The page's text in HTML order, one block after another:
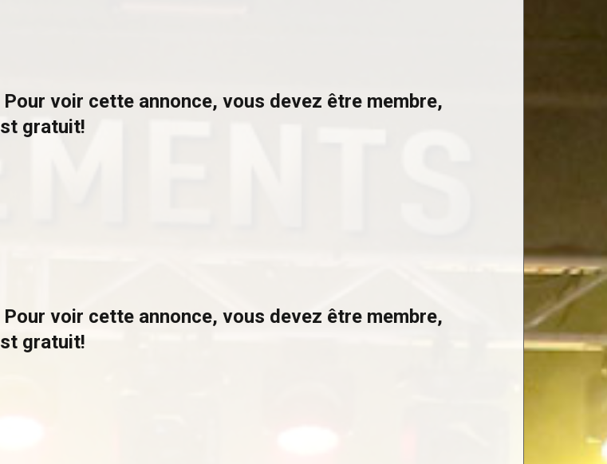
voir cette annonce, vous devez être membre,
gratuit!
voir cette annonce, vous devez être membre,
gratuit!